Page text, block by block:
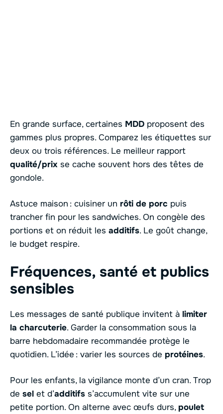
En grande surface, certaines MDD proposent des
gammes plus propres. Comparez les étiquettes sur
deux ou trois références. Le meilleur rapport
qualité/prix se cache souvent hors des têtes de
gondole.
Astuce maison : cuisiner un rôti de porc puis
trancher fin pour les sandwiches. On congèle des
portions et on réduit les additifs. Le goût change,
le budget respire.
Fréquences, santé et publics
sensibles
Les messages de santé publique invitent à limiter
la charcuterie. Garder la consommation sous la
barre hebdomadaire recommandée protège le
quotidien. L’idée : varier les sources de protéines.
Pour les enfants, la vigilance monte d’un cran. Trop
de sel et d’additifs s’accumulent vite sur une
petite portion. On alterne avec œufs durs, poulet